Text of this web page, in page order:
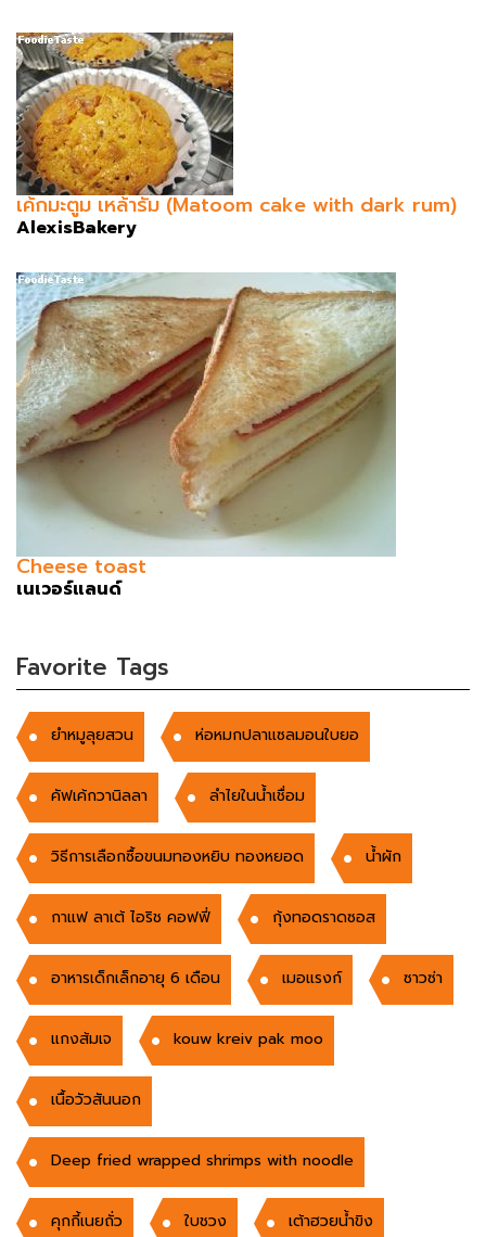
เค้กมะตูม เหล้ารัม (Matoom cake with dark rum)
AlexisBakery
Cheese toast
เนเวอร์แลนด์
Favorite Tags
ยำหมูลุยสวน ห่อหมกปลาแซลมอนใบยอ
คัฟเค้กวานิลลา ลำไยในน้ำเชื่อม
วิธีการเลือกซื้อขนมทองหยิบ ทองหยอด น้ำผัก
กาแฟ ลาเต้ ไอริช คอฟฟี่ กุ้งทอดราดซอส
อาหารเด็กเล็กอายุ 6 เดือน เมอแรงก์ ซาวซ่า
แกงส้มเจ kouw kreiv pak moo
เนื้อวัวสันนอก
Deep fried wrapped shrimps with noodle
คุกกี้เนยถั่ว ใบชวง เต้าฮวยน้ำขิง